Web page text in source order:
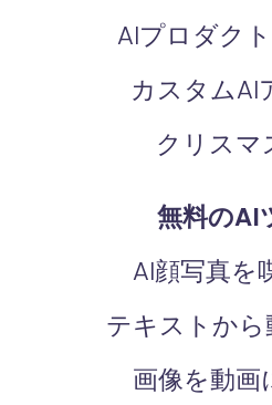
AIプロダク
カスタムAI
クリスマ
無料のAI
AI顔写真を
テキストから
画像を動画